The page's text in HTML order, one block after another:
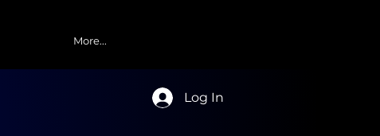
More...
Log In